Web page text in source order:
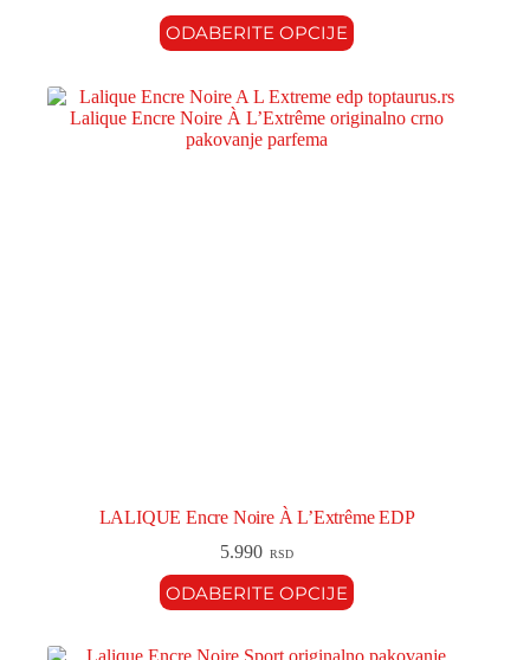
ODABERITE OPCIJE
LALIQUE Encre Noire À L’Extrême EDP
5.990 RSD
ODABERITE OPCIJE